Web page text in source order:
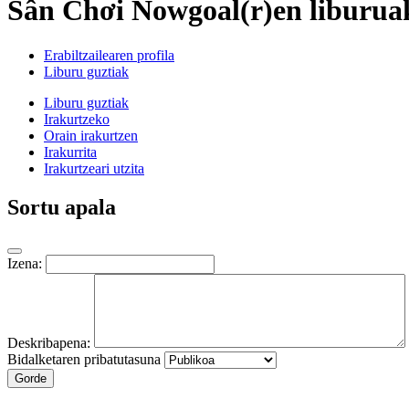
Sân Chơi Nowgoal(r)en
Erabiltzailearen profila
Liburu guztiak
Liburu guztiak
Irakurtzeko
Orain irakurtzen
Irakurrita
Irakurtzeari utzita
Sortu apala
Izena:
Deskribapena:
Bidalketaren pribatutasuna
Gorde